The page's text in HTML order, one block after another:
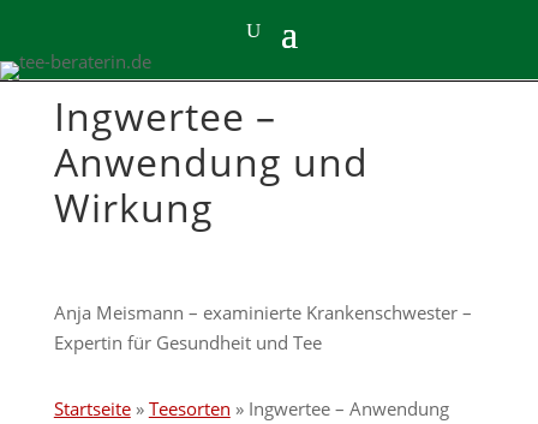
Ingwertee –
Anwendung und
Wirkung
Anja Meismann – examinierte Krankenschwester –
Expertin für Gesundheit und Tee
Startseite» Teesorten » Ingwertee – Anwendung